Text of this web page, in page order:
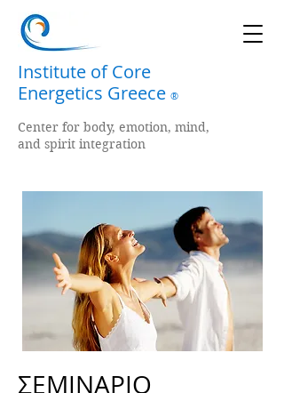
Institute of Core
Energetics Greece ®
Center for body, emotion, mind,
and spirit integration
ΣΕΜΙΝΑΡΙΟ